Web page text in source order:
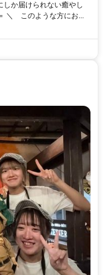
しか届けられない癒やし
＼ このような方にお...